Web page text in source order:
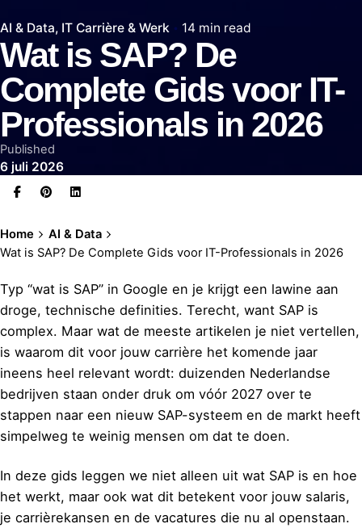
AI & Data IT Carrière & Werk 14 min read
Wat is SAP? De
Complete Gids voor IT-
Professionals in 2026
Published
6 juli 2026
Home
AI & Data
Wat is SAP? De Complete Gids voor IT-Professionals in 2026
Typ “wat is SAP” in Google en je krijgt een lawine aan
droge, technische definities. Terecht, want SAP is
complex. Maar wat de meeste artikelen je niet vertellen,
is waarom dit voor jouw carrière het komende jaar
ineens heel relevant wordt: duizenden Nederlandse
bedrijven staan onder druk om vóór 2027 over te
stappen naar een nieuw SAP-systeem en de markt heeft
simpelweg te weinig mensen om dat te doen.
In deze gids leggen we niet alleen uit wat SAP is en hoe
het werkt, maar ook wat dit betekent voor jouw salaris,
je carrièrekansen en de vacatures die nu al openstaan.